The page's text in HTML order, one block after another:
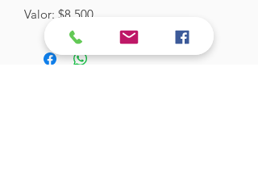
Valor: $8.500